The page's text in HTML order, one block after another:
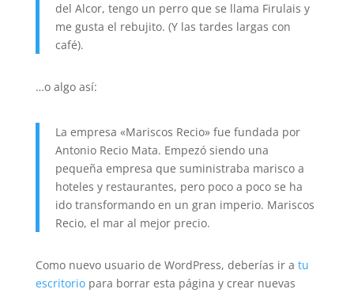
del Alcor, tengo un perro que se llama Firulais y
me gusta el rebujito. (Y las tardes largas con
café).
…o algo así:
La empresa «Mariscos Recio» fue fundada por
Antonio Recio Mata. Empezó siendo una
pequeña empresa que suministraba marisco a
hoteles y restaurantes, pero poco a poco se ha
ido transformando en un gran imperio. Mariscos
Recio, el mar al mejor precio.
Como nuevo usuario de WordPress, deberías ir a tu
escritoriopara borrar esta página y crear nuevas